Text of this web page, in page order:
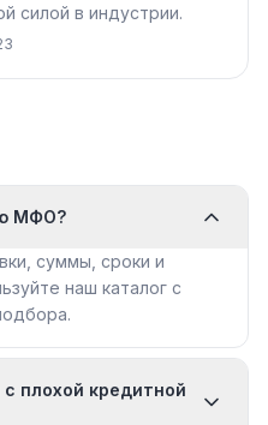
силой в индустрии.
МФО?
суммы, сроки и
наш каталог с
плохой кредитной